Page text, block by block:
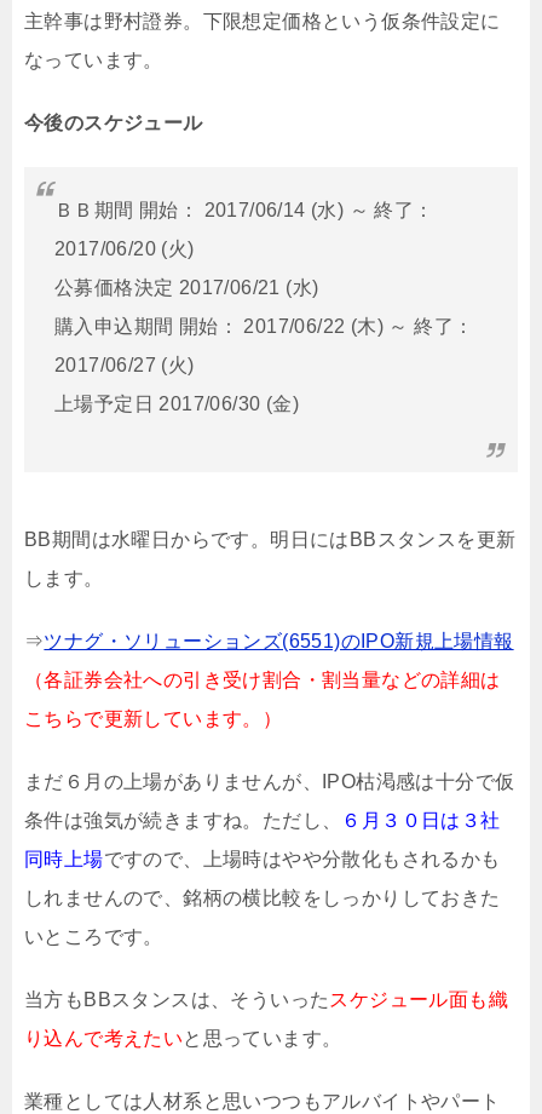
主幹事は野村證券。下限想定価格という仮条件設定に
なっています。
今後のスケジュール
ＢＢ期間 開始： 2017/06/14 (水) ～ 終了：
2017/06/20 (火)
公募価格決定 2017/06/21 (水)
購入申込期間 開始： 2017/06/22 (木) ～ 終了：
2017/06/27 (火)
上場予定日 2017/06/30 (金)
BB期間は水曜日からです。明日にはBBスタンスを更新
します。
⇒ツナグ・ソリューションズ(6551)のIPO新規上場情報
（各証券会社への引き受け割合・割当量などの詳細は
こちらで更新しています。）
まだ６月の上場がありませんが、IPO枯渇感は十分で仮
条件は強気が続きますね。ただし、
６月３０日は３社
同時上場ですので、上場時はやや分散化もされるかも
しれませんので、銘柄の横比較をしっかりしておきた
いところです。
当方もBBスタンスは、そういった スケジュール面も織
り込んで考えたいと思っています。
業種としては人材系と思いつつもアルバイトやパート